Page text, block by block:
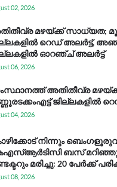
02, 2026
മഴയ്ക്ക് സാധ്യത;
റെഡ് അലർട്ട്,
ഓറഞ്ച് അലർട്ട്
06, 2026
അ​തി​തീ​വ്ര
ജി​ല്ല​ക​ളി​ൽ
04, 2026
നിന്നും
ബസ്
മരിച്ചു: 20 പേര്‍ക്ക്
08, 2026